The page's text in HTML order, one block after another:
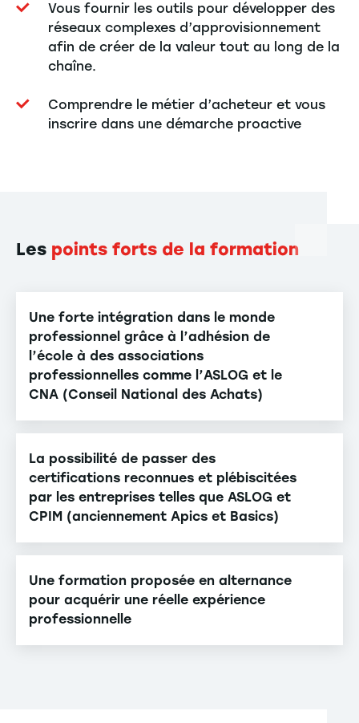
Vous fournir les outils pour développer des
réseaux complexes d’approvisionnement
afin de créer de la valeur tout au long de la
chaîne.
Comprendre le métier d’acheteur et vous
inscrire dans une démarche proactive
Les points forts de la formation
Une forte intégration dans le monde
professionnel grâce à l’adhésion de
l’école à des associations
professionnelles comme l’ASLOG et le
CNA (Conseil National des Achats)
La possibilité de passer des
certifications reconnues et plébiscitées
par les entreprises telles que ASLOG et
CPIM (anciennement Apics et Basics)
Une formation proposée en alternance
pour acquérir une réelle expérience
professionnelle